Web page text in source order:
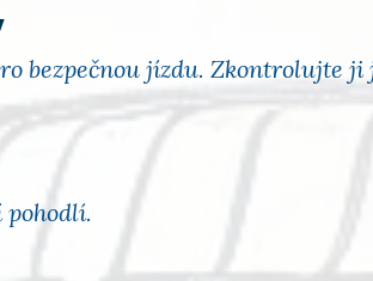
bezpečnou jízdu. Zkontrolujte ji
pohodlí.